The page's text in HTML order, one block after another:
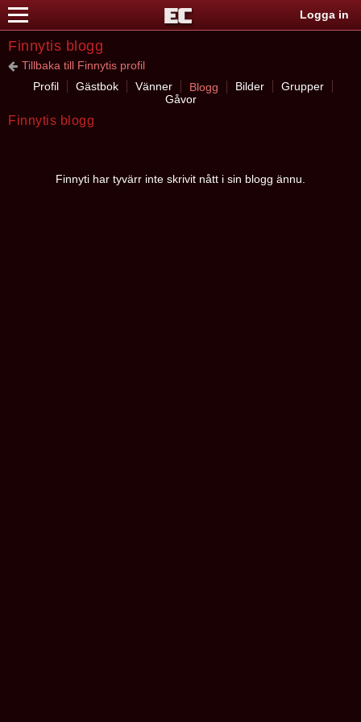
Logga in
Finnytis blogg
Tillbaka till Finnytis profil
Profil
Gästbok Vänner Blogg Bilder
Grupper
Gåvor
Finnytis blogg
Finnyti har tyvärr inte skrivit nått i sin blogg ännu.